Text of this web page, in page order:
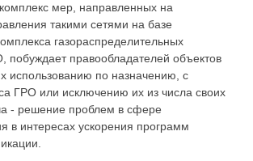
мер, направленных на
такими сетями на базе
газораспределительных
побуждает правообладателей объектов
использованию по назначению, с
ГРО или исключению их из числа своих
- решение проблем в сфере
в интересах ускорения программ